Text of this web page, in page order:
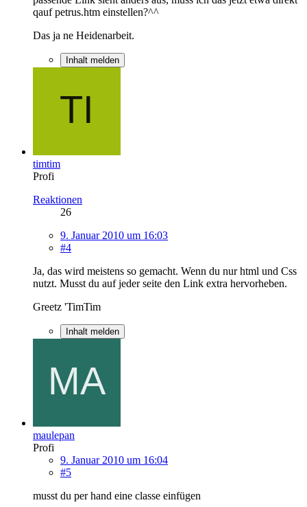
qauf petrus.htm einstellen?^^
Das ja ne Heidenarbeit.
Inhalt melden
timtim
Profi
Reaktionen
26
9. Januar 2010 um 16:03
#4
Ja, das wird meistens so gemacht. Wenn du nur html und Css
nutzt. Musst du auf jeder seite den Link extra hervorheben.
Greetz 'TimTim
Inhalt melden
maulepan
Profi
9. Januar 2010 um 16:04
#5
musst du per hand eine classe einfügen